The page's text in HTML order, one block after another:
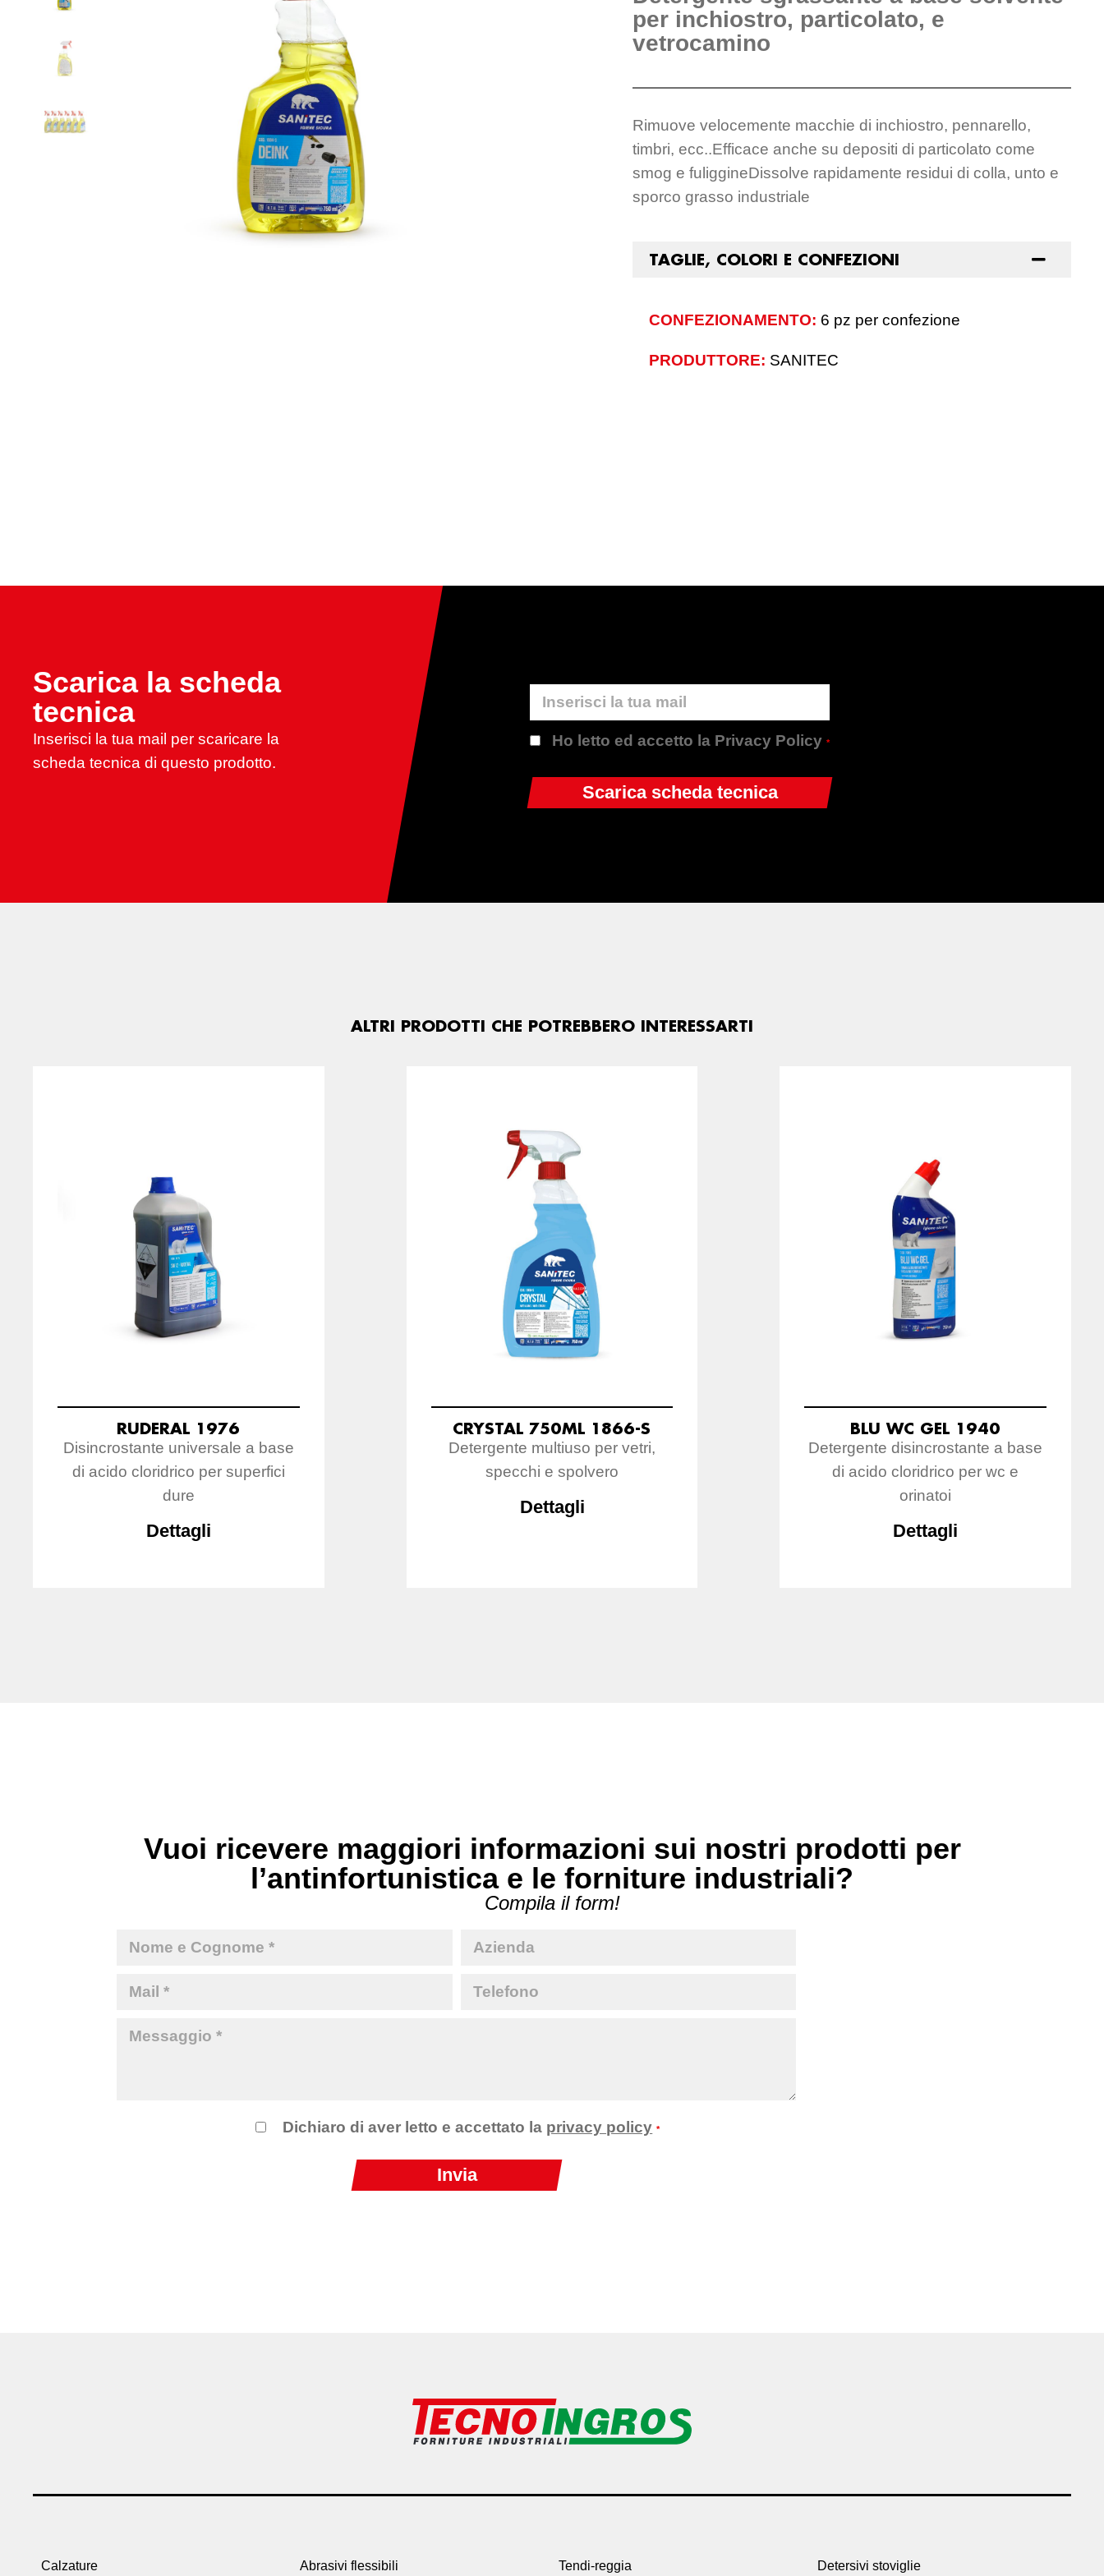
per inchiostro, particolato, e
vetrocamino
Rimuove velocemente macchie di inchiostro, pennarello,
timbri, ecc..Efficace anche su depositi di particolato come
smog e fuliggineDissolve rapidamente residui di colla, unto e
sporco grasso industriale
TAGLIE, COLORI E CONFEZIONI
CONFEZIONAMENTO: 6 pz per confezione
PRODUTTORE: SANITEC
Scarica la scheda
tecnica
Inserisci la tua mail per scaricare la
scheda tecnica di questo prodotto.
Ho letto ed accetto la Privacy Policy*
ALTRI PRODOTTI CHE POTREBBERO INTERESSARTI
RUDERAL 1976
Disincrostante universale a base
di acido cloridrico per superfici
dure
Dettagli
CRYSTAL 750ML 1866-S
Detergente multiuso per vetri,
specchi e spolvero
Dettagli
BLU WC GEL 1940
Detergente disincrostante a base
di acido cloridrico per wc e
orinatoi
Dettagli
Vuoi ricevere maggiori informazioni sui nostri prodotti per
l’antinfortunistica e le forniture industriali?
Compila il form!
Dichiaro di aver letto e accettato la privacy policy *
Calzature Abrasivi flessibili Tendi-reggia Detersivi stoviglie